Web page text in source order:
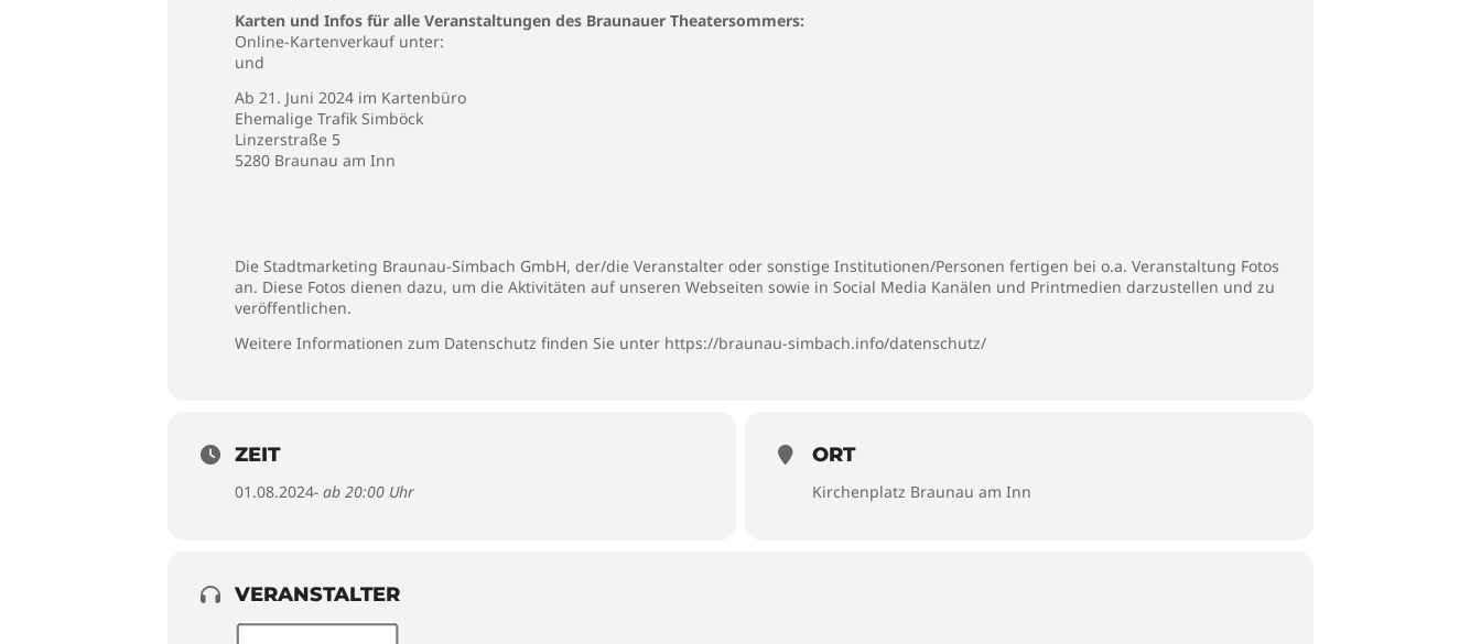
Karten und Infos für alle Veranstaltungen des Braunauer Theatersommers:
Online-Kartenverkauf unter:
und
Ab 21. Juni 2024 im Kartenbüro
Ehemalige Trafik Simböck
Linzerstraße 5
5280 Braunau am Inn
Die Stadtmarketing Braunau-Simbach GmbH, der/die Veranstalter oder sonstige Institutionen/Personen fertigen bei o.a. Veranstaltung Fotos
an. Diese Fotos dienen dazu, um die Aktivitäten auf unseren Webseiten sowie in Social Media Kanälen und Printmedien darzustellen und zu
veröffentlichen.
Weitere Informationen zum Datenschutz finden Sie unter https://braunau-simbach.info/datenschutz/
ZEIT
01.08.2024- ab 20:00 Uhr
ORT
Kirchenplatz Braunau am Inn
VERANSTALTER